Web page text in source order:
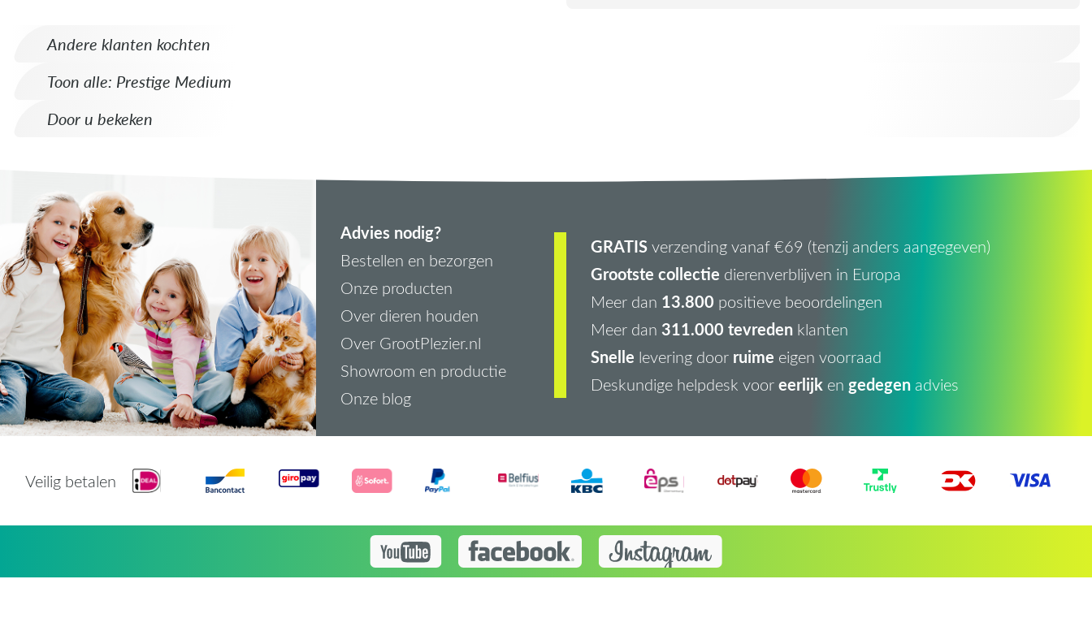
Andere klanten kochten
Toon alle: Prestige Medium
Door u bekeken
Advies nodig?
Bestellen en bezorgen
Onze producten
Over dieren houden
Over GrootPlezier.nl
Showroom en productie
Onze blog
GRATISverzending vanaf €69 (tenzij anders aangegeven)
Grootste collectie dierenverblijven in Europa
Meer dan 13.800 positieve beoordelingen
Meer dan 311.000 tevredenklanten
Snelle levering door ruime eigen voorraad
Deskundige helpdesk vooreerlijken gedegenadvies
Veilig betalen